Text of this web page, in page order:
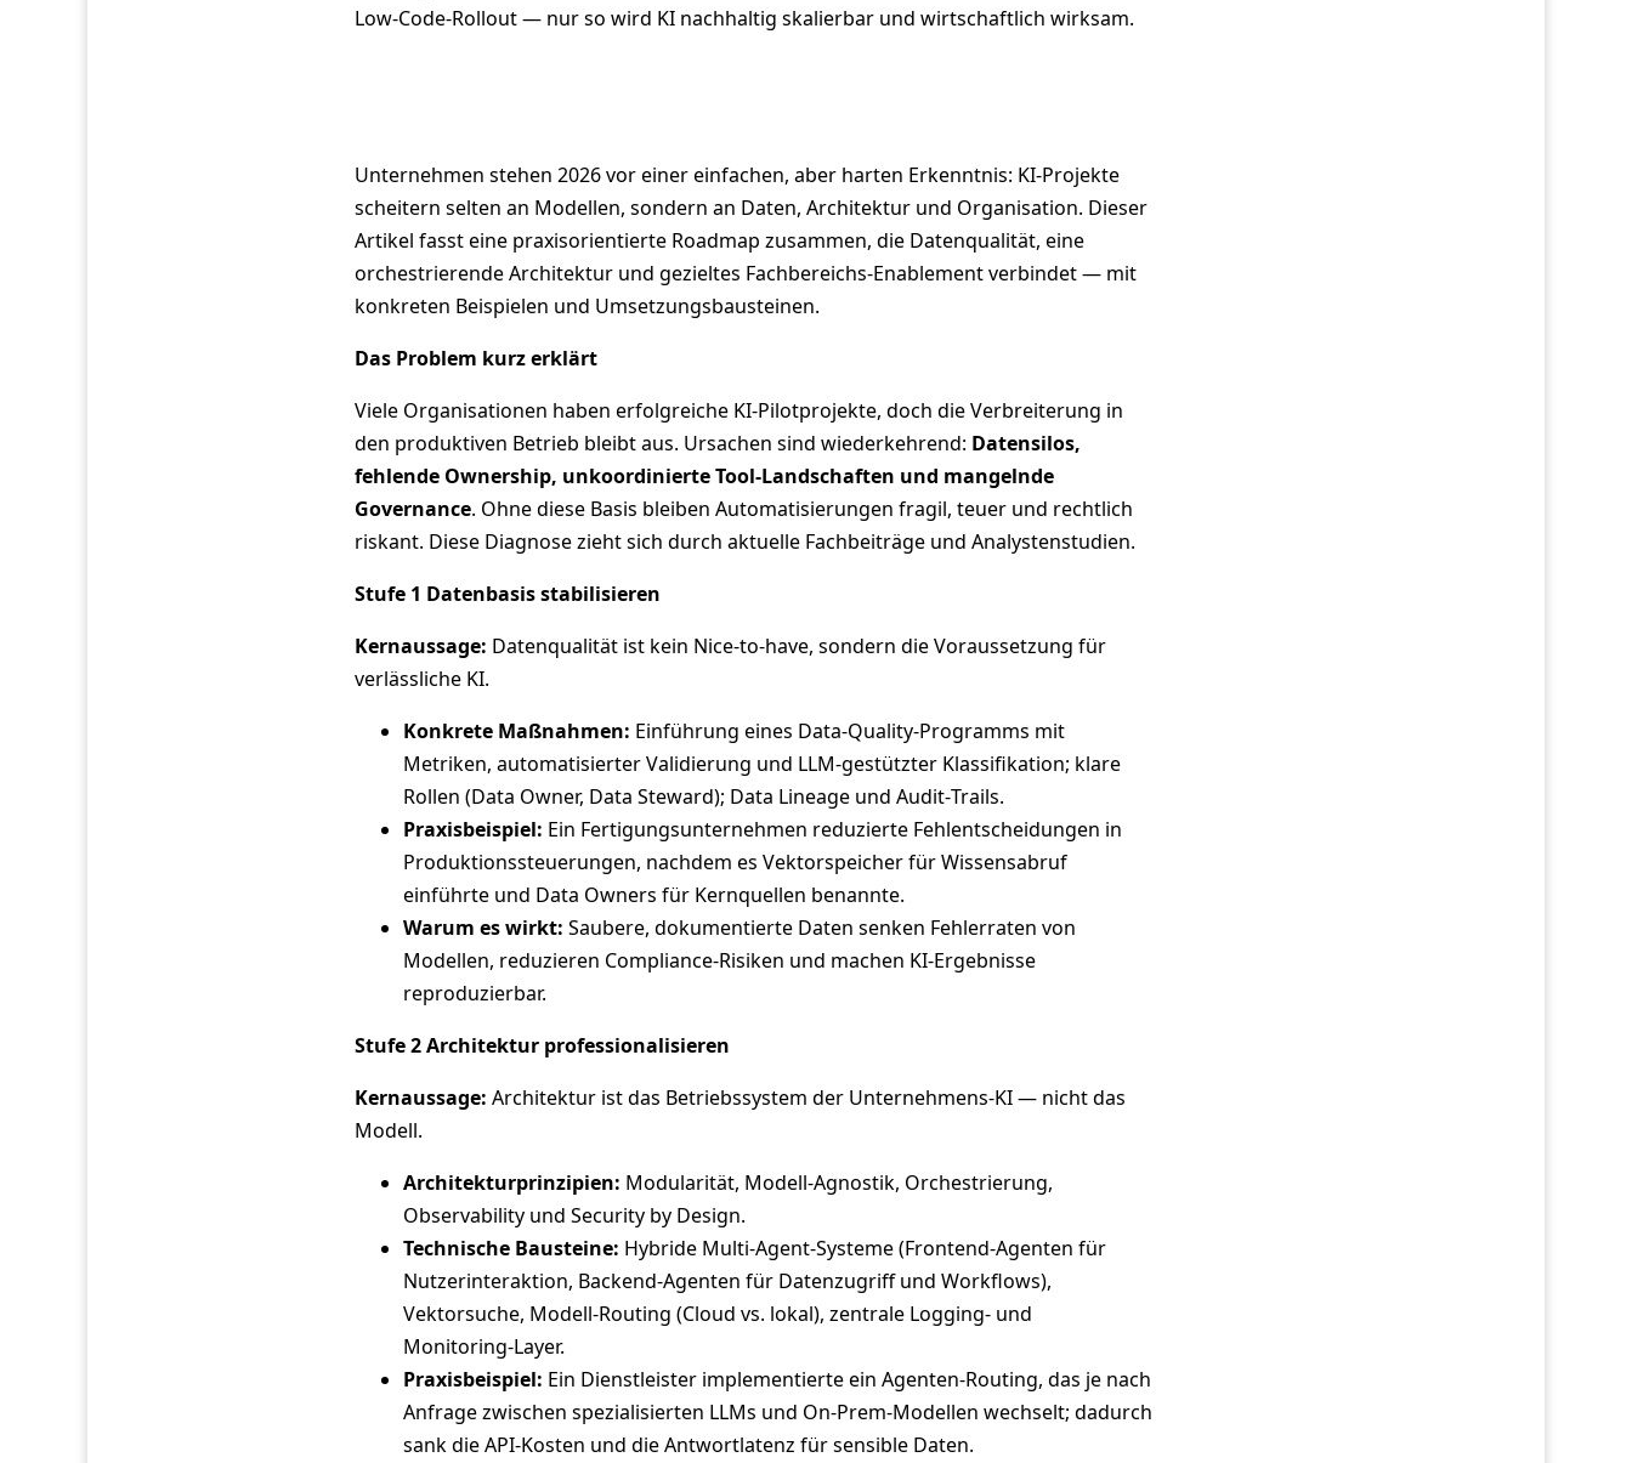
Low‑Code‑Rollout — nur so wird KI nachhaltig skalierbar und wirtschaftlich wirksam.
Unternehmen stehen 2026 vor einer einfachen, aber harten Erkenntnis: KI‑Projekte
scheitern selten an Modellen, sondern an Daten, Architektur und Organisation. Dieser
Artikel fasst eine praxisorientierte Roadmap zusammen, die Datenqualität, eine
orchestrierende Architektur und gezieltes Fachbereichs‑Enablement verbindet — mit
konkreten Beispielen und Umsetzungsbausteinen.
Das Problem kurz erklärt
Viele Organisationen haben erfolgreiche KI‑Pilotprojekte, doch die Verbreiterung in
den produktiven Betrieb bleibt aus. Ursachen sind wiederkehrend: Datensilos,
fehlende Ownership, unkoordinierte Tool‑Landschaften und mangelnde
Governance. Ohne diese Basis bleiben Automatisierungen fragil, teuer und rechtlich
riskant. Diese Diagnose zieht sich durch aktuelle Fachbeiträge und Analystenstudien.
Stufe 1 Datenbasis stabilisieren
Kernaussage: Datenqualität ist kein Nice‑to‑have, sondern die Voraussetzung für
verlässliche KI.
Konkrete Maßnahmen: Einführung eines Data‑Quality‑Programms mit
Metriken, automatisierter Validierung und LLM‑gestützter Klassifikation; klare
Rollen (Data Owner, Data Steward); Data Lineage und Audit‑Trails.
Praxisbeispiel: Ein Fertigungsunternehmen reduzierte Fehlentscheidungen in
Produktionssteuerungen, nachdem es Vektorspeicher für Wissensabruf
einführte und Data Owners für Kernquellen benannte.
Warum es wirkt: Saubere, dokumentierte Daten senken Fehlerraten von
Modellen, reduzieren Compliance‑Risiken und machen KI‑Ergebnisse
reproduzierbar.
Stufe 2 Architektur professionalisieren
Kernaussage: Architektur ist das Betriebssystem der Unternehmens‑KI — nicht das
Modell.
Architekturprinzipien: Modularität, Modell‑Agnostik, Orchestrierung,
Observability und Security by Design.
Technische Bausteine: Hybride Multi‑Agent‑Systeme (Frontend‑Agenten für
Nutzerinteraktion, Backend‑Agenten für Datenzugriff und Workflows),
Vektorsuche, Modell‑Routing (Cloud vs. lokal), zentrale Logging‑ und
Monitoring‑Layer.
Praxisbeispiel: Ein Dienstleister implementierte ein Agenten‑Routing, das je nach
Anfrage zwischen spezialisierten LLMs und On‑Prem‑Modellen wechselt; dadurch
sank die API‑Kosten und die Antwortlatenz für sensible Daten.